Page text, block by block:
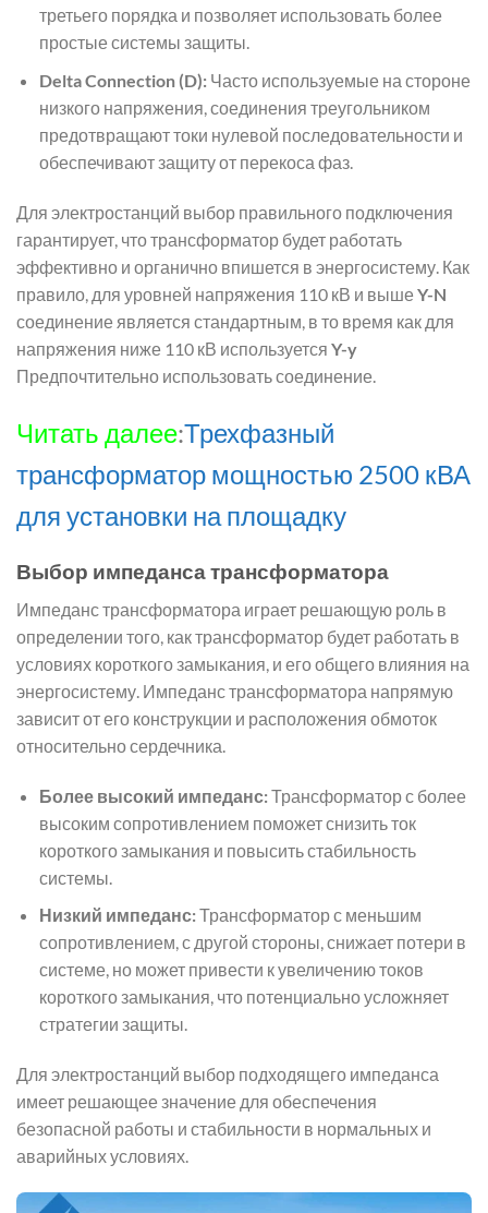
третьего порядка и позволяет использовать более
простые системы защиты.
Delta Connection (D):Часто используемые на стороне
низкого напряжения, соединения треугольником
предотвращают токи нулевой последовательности и
обеспечивают защиту от перекоса фаз.
Для электростанций выбор правильного подключения
гарантирует, что трансформатор будет работать
эффективно и органично впишется в энергосистему. Как
правило, для уровней напряжения 110 кВ и выше Y-N
соединение является стандартным, в то время как для
напряжения ниже 110 кВ используется Y-y
Предпочтительно использовать соединение.
Читать далее:Трехфазный
трансформатор мощностью 2500 кВА
для установки на площадку
Выбор импеданса трансформатора
Импеданс трансформатора играет решающую роль в
определении того, как трансформатор будет работать в
условиях короткого замыкания, и его общего влияния на
энергосистему. Импеданс трансформатора напрямую
зависит от его конструкции и расположения обмоток
относительно сердечника.
Более высокий импеданс:Трансформатор с более
высоким сопротивлением поможет снизить ток
короткого замыкания и повысить стабильность
системы.
Низкий импеданс:Трансформатор с меньшим
сопротивлением, с другой стороны, снижает потери в
системе, но может привести к увеличению токов
короткого замыкания, что потенциально усложняет
стратегии защиты.
Для электростанций выбор подходящего импеданса
имеет решающее значение для обеспечения
безопасной работы и стабильности в нормальных и
аварийных условиях.